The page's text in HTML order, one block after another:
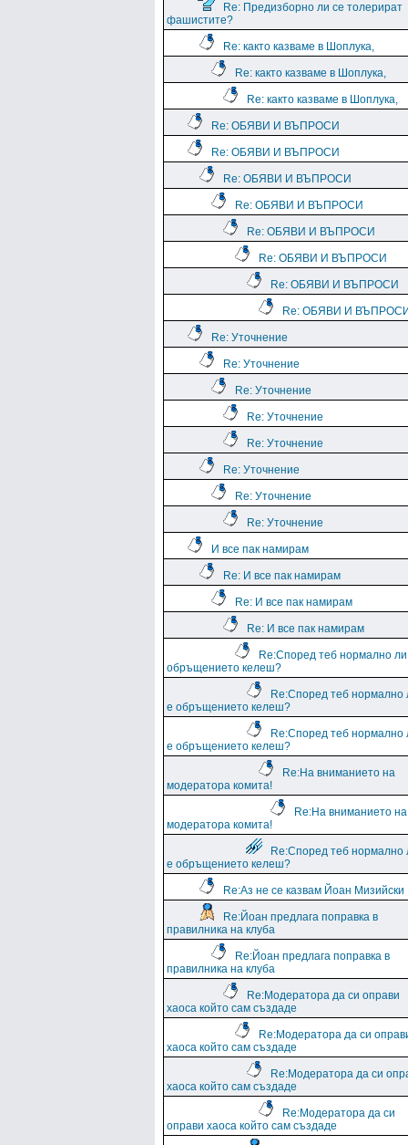
Re: Предизборно ли се толерират
фашистите?
Re: както казваме в Шоплука,
Re: както казваме в Шоплука,
Re: както казваме в Шоплука,
Re: ОБЯВИ И ВЪПРОСИ
Re: ОБЯВИ И ВЪПРОСИ
Re: ОБЯВИ И ВЪПРОСИ
Re: ОБЯВИ И ВЪПРОСИ
Re: ОБЯВИ И ВЪПРОСИ
Re: ОБЯВИ И ВЪПРОСИ
Re: ОБЯВИ И ВЪПРОСИ
Re: ОБЯВИ И
Re: Уточнение
Re: Уточнение
Re: Уточнение
Re: Уточнение
Re: Уточнение
Re: Уточнение
Re: Уточнение
Re: Уточнение
И все пак намирам
Re: И все пак намирам
Re: И все пак намирам
Re: И все пак намирам
Re:Според теб нормално
обръщението келеш?
Re:Според теб нормално
е обръщението келеш?
Re:Според теб нормално
е обръщението келеш?
Re:На вниманието на
модератора комита!
Re:На вниманието на
модератора комита!
Re:Според теб нормално
е обръщението келеш?
Re:Аз не се казвам Йоан Мизийски
Re:Йоан предлага поправка в
правилника на клуба
Re:Йоан предлага поправка в
правилника на клуба
Re:Модератора да си оправи
хаоса който сам създаде
Re:Модератора да си
хаоса който сам създаде
Re:Модератора да си
хаоса който сам създаде
Re:Модератора да си
оправи хаоса който сам създаде